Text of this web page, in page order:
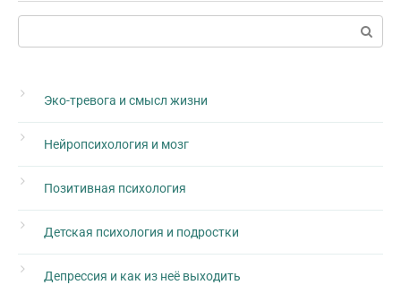
Поиск:
Эко-тревога и смысл жизни
Нейропсихология и мозг
Позитивная психология
Детская психология и подростки
Депрессия и как из неё выходить